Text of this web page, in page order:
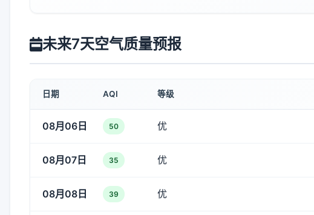
未来7天空气质量预报
日期 AQI 等级
08月06日 50 优
08月07日 35 优
08月08日 39 优